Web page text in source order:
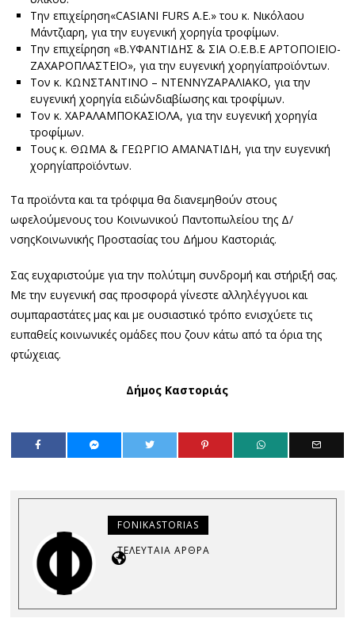
Την επιχείρηση«CASIANI FURS A.E.» του κ. Νικόλαου
Μάντζιαρη, για την ευγενική χορηγία τροφίμων.
Την επιχείρηση «Β.ΥΦΑΝΤΙΔΗΣ & ΣΙΑ Ο.Ε.Β.Ε ΑΡΤΟΠΟΙΕΙΟ-
ΖΑΧΑΡΟΠΛΑΣΤΕΙΟ», για την ευγενική χορηγίαπροϊόντων.
Τον κ. ΚΩΝΣΤΑΝΤΙΝΟ – ΝΤΕΝΝΥΖΑΡΑΛΙΑΚΟ, για την
ευγενική χορηγία ειδώνδιαβίωσης και τροφίμων.
Τον κ. ΧΑΡΑΛΑΜΠΟΚΑΣΙΟΛΑ, για την ευγενική χορηγία
τροφίμων.
Τους κ. ΘΩΜΑ & ΓΕΩΡΓΙΟ ΑΜΑΝΑΤΙΔΗ, για την ευγενική
χορηγίαπροϊόντων.
Τα προϊόντα και τα τρόφιμα θα διανεμηθούν στους
ωφελούμενους του Κοινωνικού Παντοπωλείου της Δ/
νσηςΚοινωνικής Προστασίας του Δήμου Καστοριάς.
Σας ευχαριστούμε για την πολύτιμη συνδρομή και στήριξή σας.
Με την ευγενική σας προσφορά γίνεστε αλληλέγγυοι και
συμπαραστάτες μας και με ουσιαστικό τρόπο ενισχύετε τις
ευπαθείς κοινωνικές ομάδες που ζουν κάτω από τα όρια της
φτώχειας.
Δήμος Καστοριάς
FONIKASTORIAS
ΤΕΛΕΥΤΑΊΑ ΆΡΘΡΑ